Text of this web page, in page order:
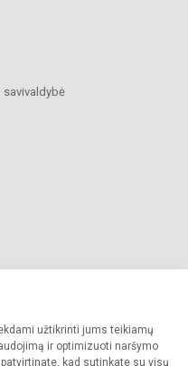
užtikrinti jums teikiamų
ir optimizuoti naršymo
kad sutinkate su visų
savivaldybė
Visos teisės saugomos.
sutikimo griežtai draudžiama.